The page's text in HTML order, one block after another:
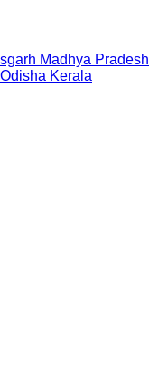
Madhya Pradesh
Odisha Kerala